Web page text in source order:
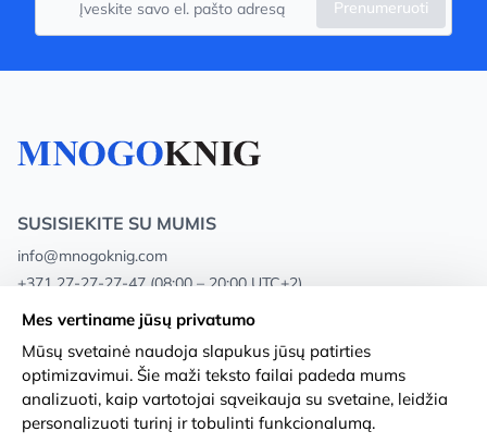
Prenumeruoti
SUSISIEKITE SU MUMIS
info@mnogoknig.com
+371 27-27-27-47 (08:00 – 20:00 UTC+2)
Rīga, Augusta Deglava 69d, LV-1082
Apie mus
Parduotuvės
Privacy Policy
Sąlygos ir nuostatos
Mes vertiname jūsų privatumo
Mūsų svetainė naudoja slapukus jūsų patirties
optimizavimui. Šie maži teksto failai padeda mums
analizuoti, kaip vartotojai sąveikauja su svetaine, leidžia
personalizuoti turinį ir tobulinti funkcionalumą.